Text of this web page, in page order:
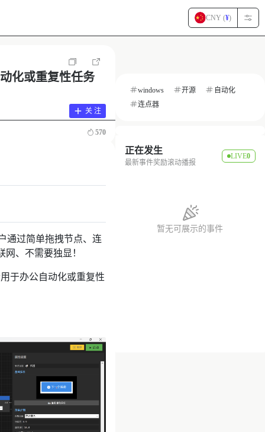
CNY (¥)
化或重复性任务
关 注
570
通过简单拖拽节点、连
、不需要独显！
于办公自动化或重复性
windows 开源
自动化
连点器
正在发生
最新事件奖励滚动播报
LIVE0
暂无可展示的事件